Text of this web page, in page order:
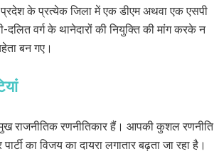
के प्रत्येक जिला में एक डीएम अथवा एक एसपी
वर्ग के थानेदारों की नियुक्ति की मांग करके न
बन गए।
राजनीतिक रणनीतिकार हैं। आपकी कुशल रणनीति
का विजय का दायरा लगातार बढ़ता जा रहा है।